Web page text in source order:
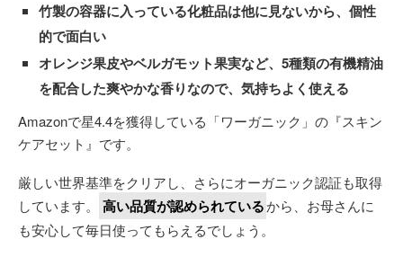
竹製の容器に入っている化粧品は他に見ないから、個性
的で面白い
オレンジ果皮やベルガモット果実など、5種類の有機精油
を配合した爽やかな香りなので、気持ちよく使える
Amazonで星4.4を獲得している「ワーガニック」の『スキン
ケアセット』です。
厳しい世界基準をクリアし、さらにオーガニック認証も取得
しています。
高い品質が認められているから、お母さんに
も安心して毎日使ってもらえるでしょう。